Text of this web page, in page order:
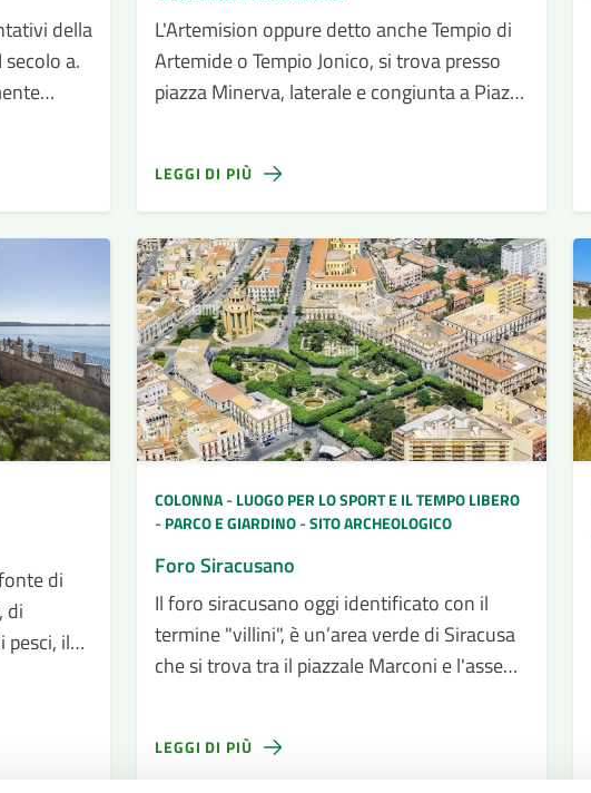
della
a.
L'Artemision oppure detto anche Tempio di
Artemide o Tempio Jonico, si trova presso
piazza Minerva, laterale e congiunta a Piazza
LEGGI DI PIÙ
di
di
pesci, il
COLONNA-LUOGO PER LO SPORT E IL TEMPO LIBERO
-PARCO E GIARDINO-SITO ARCHEOLOGICO
Foro Siracusano
Il foro siracusano oggi identificato con il
termine "villini", è un’area verde di Siracusa
che si trova tra il piazzale Marconi e l'asse
foro.
LEGGI DI PIÙ